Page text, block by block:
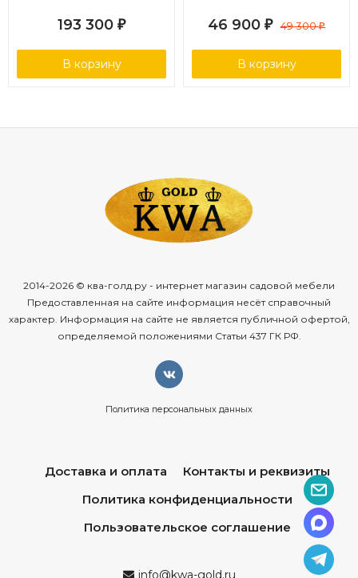
193 300 ₽
В корзину
46 900 ₽ 49 300₽
В корзину
2014-2026 © ква-голд.ру - интернет магазин садовой мебели
Предоставленная на сайте информация несёт справочный
характер. Информация на сайте не является публичной офертой,
определяемой положениями Статьи 437 ГК РФ.
Политика персональных данных
Доставка и оплата
Контакты и реквизиты
Политика конфиденциальности
Пользовательское соглашение
info@kwa-gold.ru